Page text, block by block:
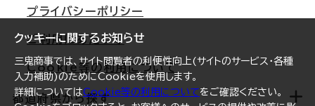
クッキーに関するお知らせ
三鬼商事では、サイト閲覧者の利便性向上(サイトのサービス・各種
入力補助)のためにCookieを使用します。
詳細についてはCookie等の利用についてをご確認ください。
札幌
仙台
横浜
福岡
プライバシーポリシー
ご利用にあたって
Cookie等の利用について
都道府県から探す